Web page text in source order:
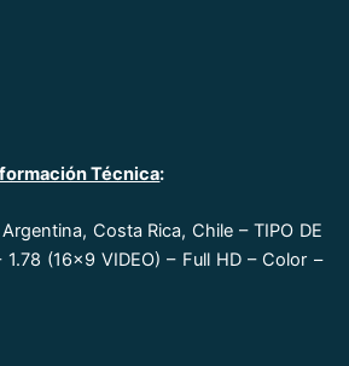
Técnica:
Costa Rica, Chile – TIPO DE
(16×9 VIDEO) – Full HD – Color –